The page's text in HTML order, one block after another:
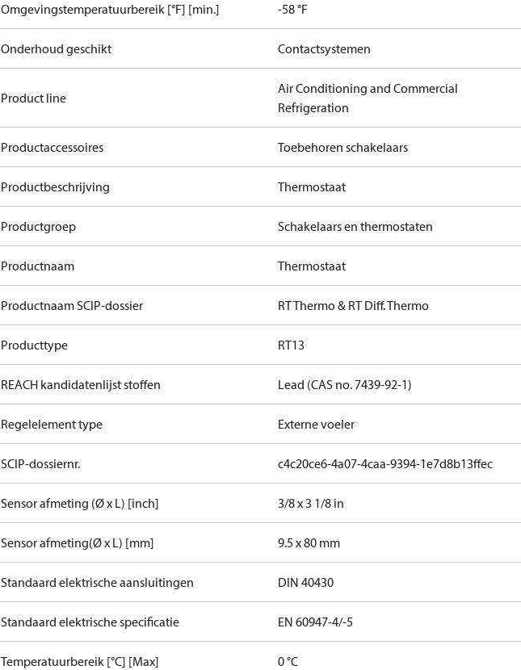
Omgevingstemperatuurbereik [°F] [min.] -58 °F
Onderhoud geschikt Contactsystemen
Product line
Air Conditioning and Commercial
Refrigeration
Productaccessoires Toebehoren schakelaars
Productbeschrijving Thermostaat
Productgroep Schakelaars en thermostaten
Productnaam Thermostaat
Productnaam SCIP-dossier RT Thermo & RT Diff. Thermo
Producttype RT13
REACH kandidatenlijst stoffen Lead (CAS no. 7439-92-1)
Regelelement type Externe voeler
SCIP-dossiernr. c4c20ce6-4a07-4caa-9394-1e7d8b13ffec
Sensor afmeting (Ø x L) [inch] 3/8 x 3 1/8 in
Sensor afmeting(Ø x L) [mm] 9.5 x 80 mm
Standaard elektrische aansluitingen DIN 40430
Standaard elektrische specificatie EN 60947-4/-5
Temperatuurbereik [°C] [Max] 0 °C